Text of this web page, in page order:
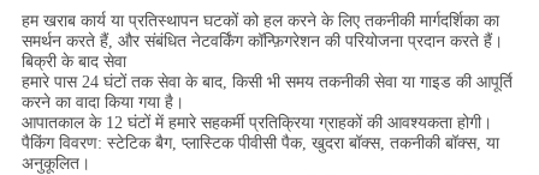
हम खराब कार्य या प्रतिस्थापन घटकों को हल करने के लिए तकनीकी मार्गदर्शिका का
समर्थन करते हैं, और संबंधित नेटवर्किंग कॉन्फ़िगरेशन की परियोजना प्रदान करते हैं।
बिक्री के बाद सेवा
हमारे पास 24 घंटों तक सेवा के बाद, किसी भी समय तकनीकी सेवा या गाइड की आपूर्ति
करने का वादा किया गया है।
आपातकाल के 12 घंटों में हमारे सहकर्मी प्रतिक्रिया ग्राहकों की आवश्यकता होगी।
पैकिंग विवरण: स्टेटिक बैग, प्लास्टिक पीवीसी पैक, खुदरा बॉक्स, तकनीकी बॉक्स, या
अनुकूलित।